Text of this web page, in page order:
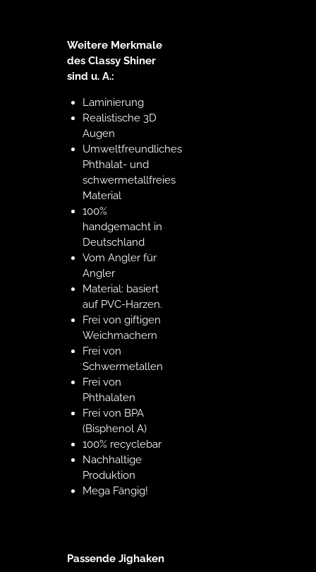
Weitere Merkmale
des Classy Shiner
sind u. A.:
Laminierung
Realistische 3D
Augen
Umweltfreundliches
Phthalat- und
schwermetallfreies
Material
100%
handgemacht in
Deutschland
Vom Angler für
Angler
Material: basiert
auf PVC-Harzen.
Frei von giftigen
Weichmachern
Frei von
Schwermetallen
Frei von
Phthalaten
Frei von BPA
(Bisphenol A)
100% recyclebar
Nachhaltige
Produktion
Mega Fängig!
Passende Jighaken